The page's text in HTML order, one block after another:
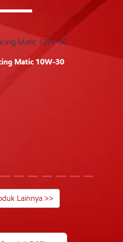
Matic 10W-30
Lainnya >>